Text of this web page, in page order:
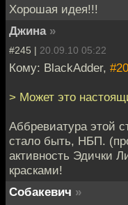
Хорошая идея!!!
Джина »
#245 | 20.09.10 05:22
Кому: BlackAdder,
> Может это
Аббревиатура этой
стало быть, НБП.
активность Эдички
красками!
Собакевич »